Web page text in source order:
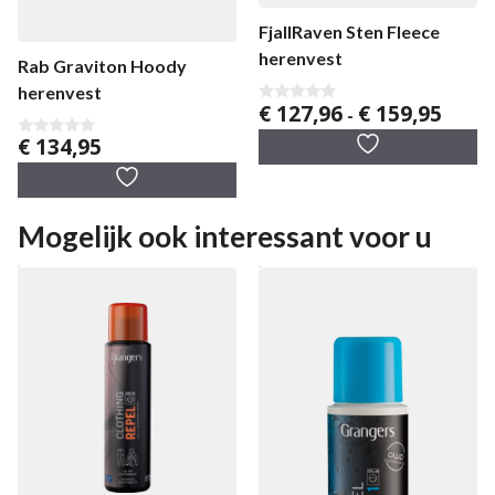
Rab Graviton Hoody
herenvest
0
v
€ 134,95
FjallRaven Sten Fleece
herenvest
0
v
5
€ 127,96 - € 159,95
€
Mogelijk ook interessant voor u